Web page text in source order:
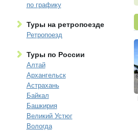
по графику
Туры на ретропоезде
Ретропоезд
Туры по России
Алтай
Архангельск
Астрахань
Байкал
Башкирия
Великий Устюг
Вологда